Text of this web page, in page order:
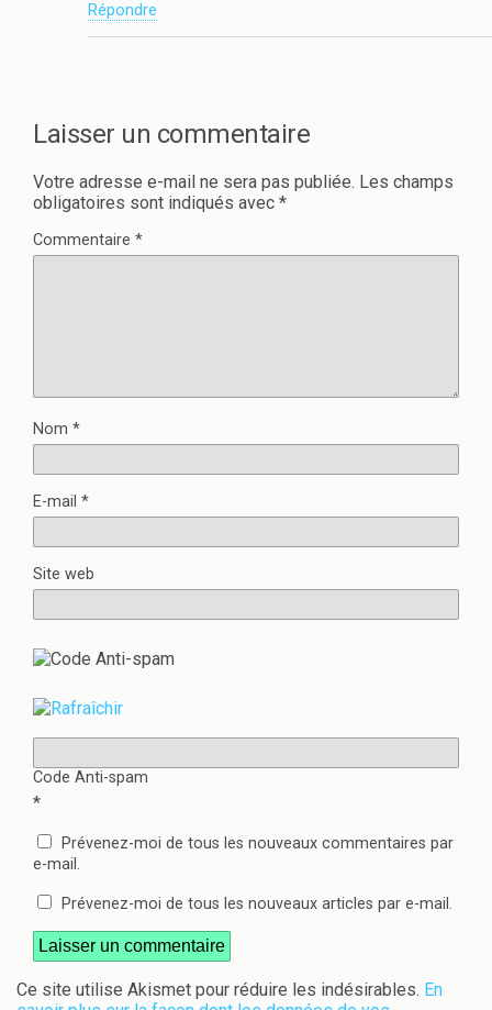
Répondre
Laisser un commentaire
Votre adresse e-mail ne sera pas publiée. Les champs
obligatoires sont indiqués avec *
Commentaire *
Nom *
E-mail *
Site web
Code Anti-spam
*
Prévenez-moi de tous les nouveaux commentaires par
e-mail.
Prévenez-moi de tous les nouveaux articles par e-mail.
Ce site utilise Akismet pour réduire les indésirables. En